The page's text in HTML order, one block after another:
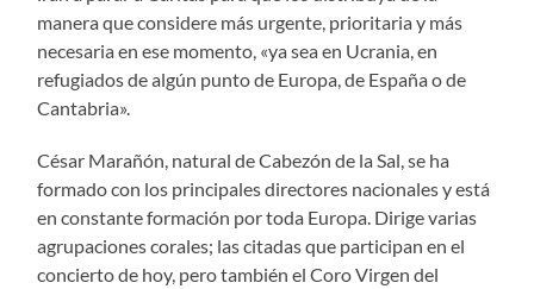
manera que considere más urgente, prioritaria y más
necesaria en ese momento, «ya sea en Ucrania, en
refugiados de algún punto de Europa, de España o de
Cantabria».
César Marañón, natural de Cabezón de la Sal, se ha
formado con los principales directores nacionales y está
en constante formación por toda Europa. Dirige varias
agrupaciones corales; las citadas que participan en el
concierto de hoy, pero también el Coro Virgen del